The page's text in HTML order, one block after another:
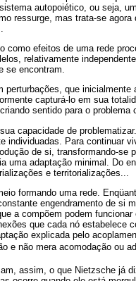
autopoiético, ou seja,
ressurge, mas trata-se
como efeitos de uma rede
relativamente
se encontram.
perturbações, que
capturá-lo em sua
sentido para o problema
capacidade de
individuadas. Para continuar
de si, transformando-se
uma adaptação minimal. Do
e territorializações...
formando uma rede.
engendramento de si
a compõem podem
que cada nó estabelece
explicada pelo
e não mera acomodação ou
assim, o que Nietzsche já